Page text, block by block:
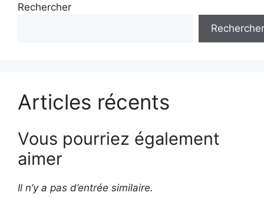
Rechercher
Rechercher
Articles récents
Vous pourriez également
aimer
Il n’y a pas d’entrée similaire.